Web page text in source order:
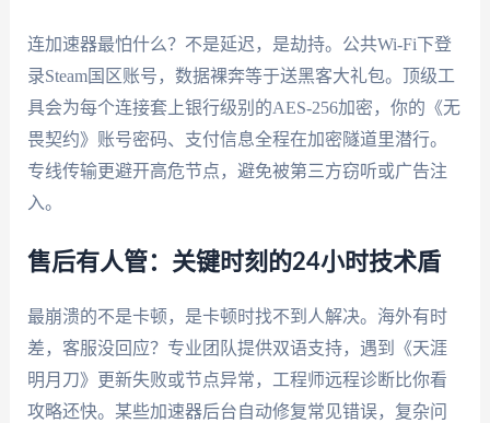
连加速器最怕什么？不是延迟，是劫持。公共Wi-Fi下登
录Steam国区账号，数据裸奔等于送黑客大礼包。顶级工
具会为每个连接套上银行级别的AES-256加密，你的《无
畏契约》账号密码、支付信息全程在加密隧道里潜行。
专线传输更避开高危节点，避免被第三方窃听或广告注
入。
售后有人管：关键时刻的24小时技术盾
最崩溃的不是卡顿，是卡顿时找不到人解决。海外有时
差，客服没回应？专业团队提供双语支持，遇到《天涯
明月刀》更新失败或节点异常，工程师远程诊断比你看
攻略还快。某些加速器后台自动修复常见错误，复杂问